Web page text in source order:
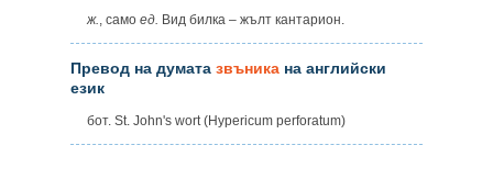
ж., само ед. Вид билка – жълт кантарион.
Превод на думата звъника на английски
език
бот. St. John's wort (Hypericum perforatum)